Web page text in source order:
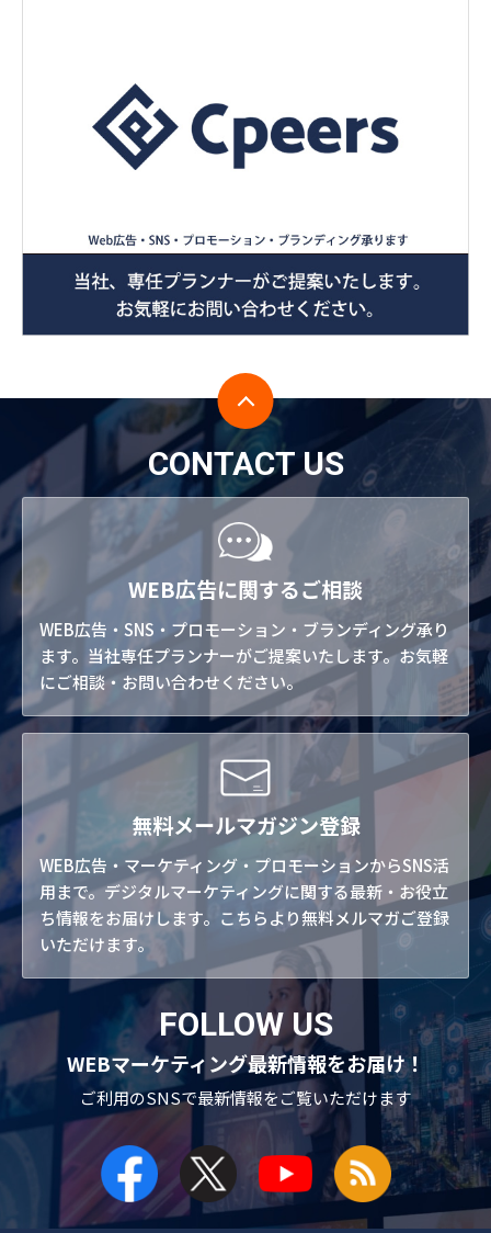
CONTACT US
WEB広告に関するご相談
WEB広告・SNS・プロモーション・ブランディング承り
ます。当社専任プランナーがご提案いたします。お気軽
にご相談・お問い合わせください。
無料メールマガジン登録
WEB広告・マーケティング・プロモーションからSNS活
用まで。デジタルマーケティングに関する最新・お役立
ち情報をお届けします。こちらより無料メルマガご登録
いただけます。
FOLLOW US
WEBマーケティング最新情報をお届け！
ご利用のSNSで最新情報をご覧いただけます